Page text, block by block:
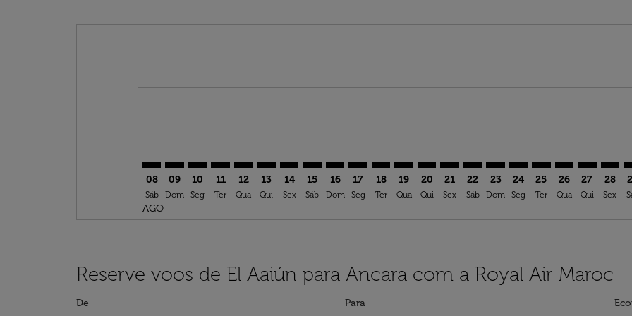
08
Sáb
AGO
09
Dom
10
Seg
11
Ter
12
Qua
13
Qui
14
Sex
15
Sáb
16
Dom
17
Seg
18
Ter
19
Qua
20
Qui
EUN–ESB: cmp-view-offers-
21
Sex
EUN–ESB: cmp-view-offers-
22
Sáb
EUN–ESB: cmp-view-
23
Dom
EUN–ESB: cmp-view-
24
Seg
EUN–ESB: cmp-
25
Ter
EUN–ESB:
26
Qua
27
Qui
28
Sex
Reserve voos de El Aaiún para Ancara com a Royal Air Maroc
De Para